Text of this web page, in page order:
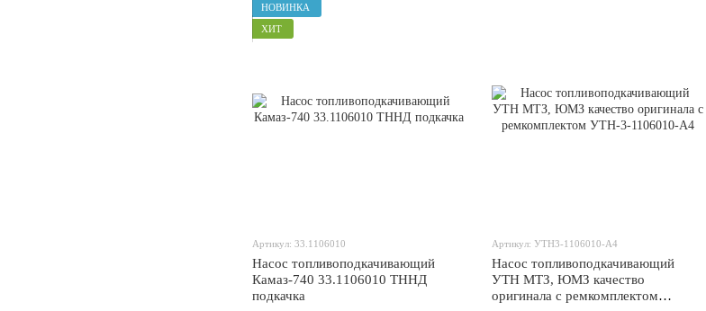
НОВИНКА
ХИТ
Артикул: 33.1106010
Насос топливоподкачивающий
Камаз-740 33.1106010 ТННД
подкачка
Артикул: УТН3-1106010-А4
Насос топливоподкачивающий
УТН МТЗ, ЮМЗ качество
оригинала с ремкомплектом